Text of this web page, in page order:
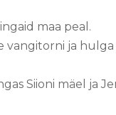
maa peal.
ja hulga
Siioni mäel ja